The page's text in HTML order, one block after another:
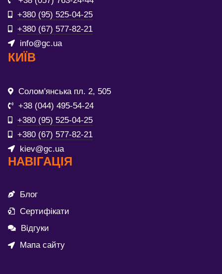
+380 (95) 525-04-25
+380 (67) 577-82-21
info@gc.ua
КИЇВ
Солом'янська пл. 2, 505
+38 (044) 495-54-24
+380 (95) 525-04-25
+380 (67) 577-82-21
kiev@gc.ua
НАВІГАЦІЯ
Блог
Сертифікати
Відгуки
Мапа сайту